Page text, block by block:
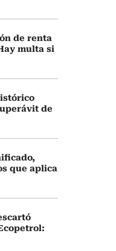
de renta
multa si
de
que aplica